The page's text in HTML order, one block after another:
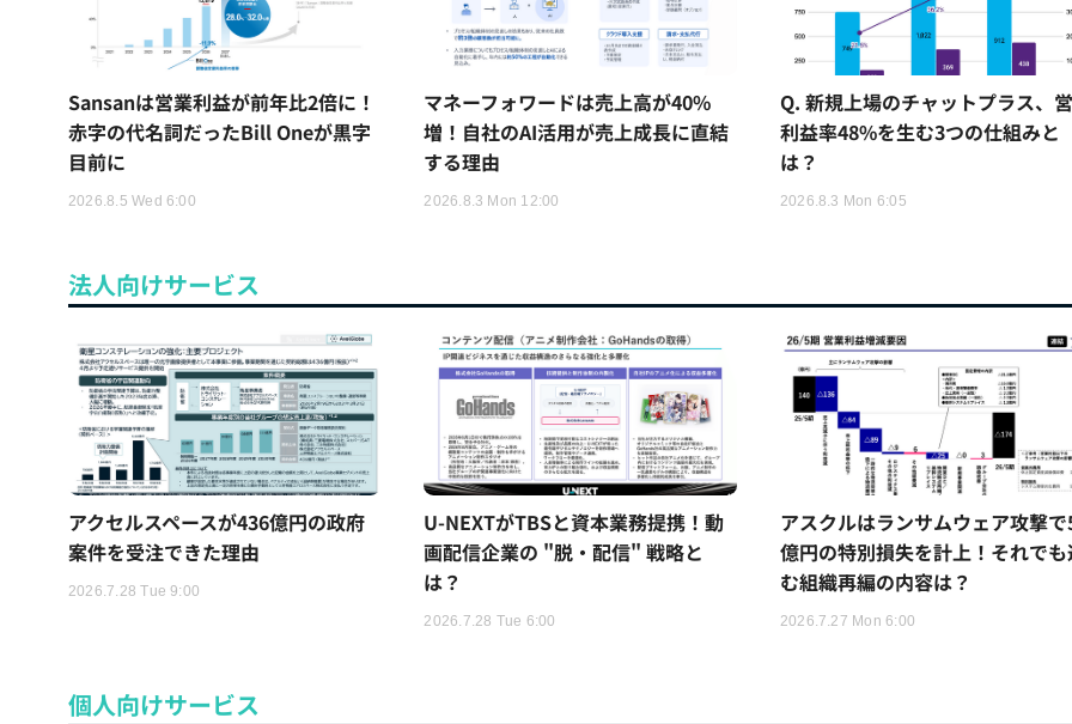
Sansanは営業利益が前年比2倍に！
赤字の代名詞だったBill Oneが黒字
目前に
2026.8.5 Wed 6:00
マネーフォワードは売上高が40%
増！自社のAI活用が売上成長に直結
する理由
2026.8.3 Mon 12:00
Q. 新規上場のチャットプラス、
利益率48%を生む3つの仕組みと
は？
2026.8.3 Mon 6:05
法人向けサービス
アクセルスペースが436億円の政府
案件を受注できた理由
2026.7.28 Tue 9:00
U-NEXTがTBSと資本業務提携！動
画配信企業の "脱・配信" 戦略と
は？
2026.7.28 Tue 6:00
アスクルはランサムウェア攻撃
億円の特別損失を計上！それでも
む組織再編の内容は？
2026.7.27 Mon 6:00
個人向けサービス